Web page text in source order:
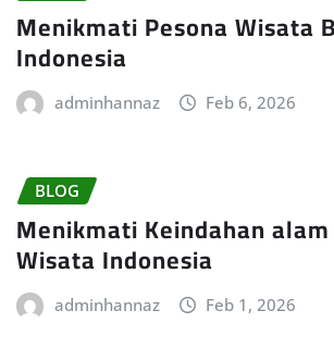
Menikmati Pesona Wisata
Indonesia
adminhannaz Feb 6, 2026
BLOG
Menikmati Keindahan
Wisata Indonesia
adminhannaz Feb 1, 2026